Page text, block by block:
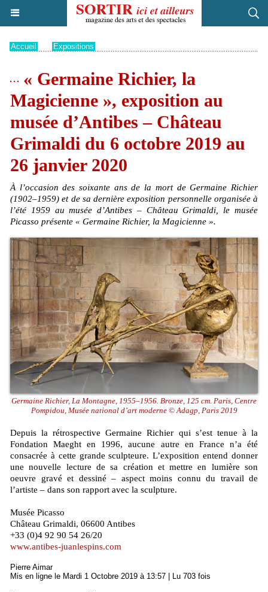
Accueil Expositions
« Germaine Richier, la
Magicienne », exposition au
musée d’Antibes – Château
Grimaldi du 6 octobre 2019 au
26 janvier 2020
À l’occasion des soixante ans de la mort de Germaine Richier
(1902–1959) et de sa dernière exposition personnelle organisée à
l’été 1959 au musée d’Antibes – Château Grimaldi, le musée
Picasso présente « Germaine Richier, la Magicienne ».
Germaine Richier, La Montagne, 1955–1956. Bronze, 125 cm. Paris, Centre
Pompidou, Musée national d’art moderne © Adagp, Paris 2019
Depuis la rétrospective Germaine Richier qui s’est tenue à la
Fondation Maeght en 1996, aucune autre en France n’a été
consacrée à cette grande sculpteure. L’exposition entend donner
une nouvelle lecture de sa création et mettre en lumière son
oeuvre gravé et dessiné – aspect moins connu du travail de
l’artiste – dans son rapport avec la sculpture.
Musée Picasso
Château Grimaldi, 06600 Antibes
+33 (0)4 92 90 54 26/20
www.antibes-juanlespins.com
Pierre Aimar
Mis en ligne le Mardi 1 Octobre 2019 à 13:57 | Lu 703 fois